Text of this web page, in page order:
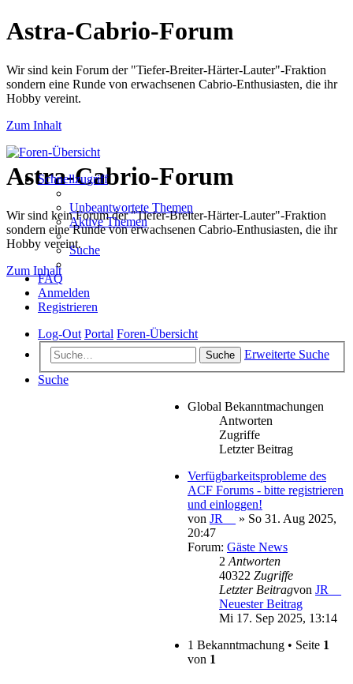
Astra-Cabrio-Forum
Wir sind kein Forum der "Tiefer-Breiter-Härter-Lauter"-Fraktion
sondern eine Runde von erwachsenen Cabrio-Enthusiasten, die ihr
Hobby vereint.
Zum Inhalt
Astra-Cabrio-Forum
Wir sind kein Forum der "Tiefer-Breiter-Härter-Lauter"-Fraktion
sondern eine Runde von erwachsenen Cabrio-Enthusiasten, die ihr
Hobby vereint.
Zum Inhalt
Schnellzugriff
Unbeantwortete Themen
Aktive Themen
Suche
FAQ
Anmelden
Registrieren
Log-Out Portal Foren-Übersicht
Suche
Erweiterte Suche
Suche
Global Bekanntmachungen
Antworten
Zugriffe
Letzter Beitrag
Verfügbarkeitsprobleme des
ACF Forums - bitte registrieren
und einloggen!
von JR__
» So 31. Aug 2025,
20:47
Forum: Gäste News
2Antworten
40322 Zugriffe
Letzter Beitragvon JR__
Neuester Beitrag
Mi 17. Sep 2025, 13:14
1 Bekanntmachung • Seite 1
von 1